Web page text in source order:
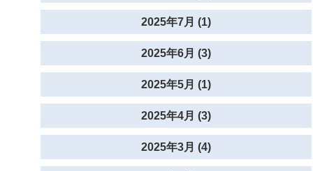
2025年7月 (1)
2025年6月 (3)
2025年5月 (1)
2025年4月 (3)
2025年3月 (4)